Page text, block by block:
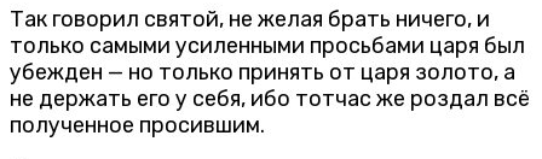
Так говорил святой, не желая брать ничего, и
только самыми усиленными просьбами царя был
убежден — но только принять от царя золото, а
не держать его у себя, ибо тотчас же роздал всё
полученное просившим.